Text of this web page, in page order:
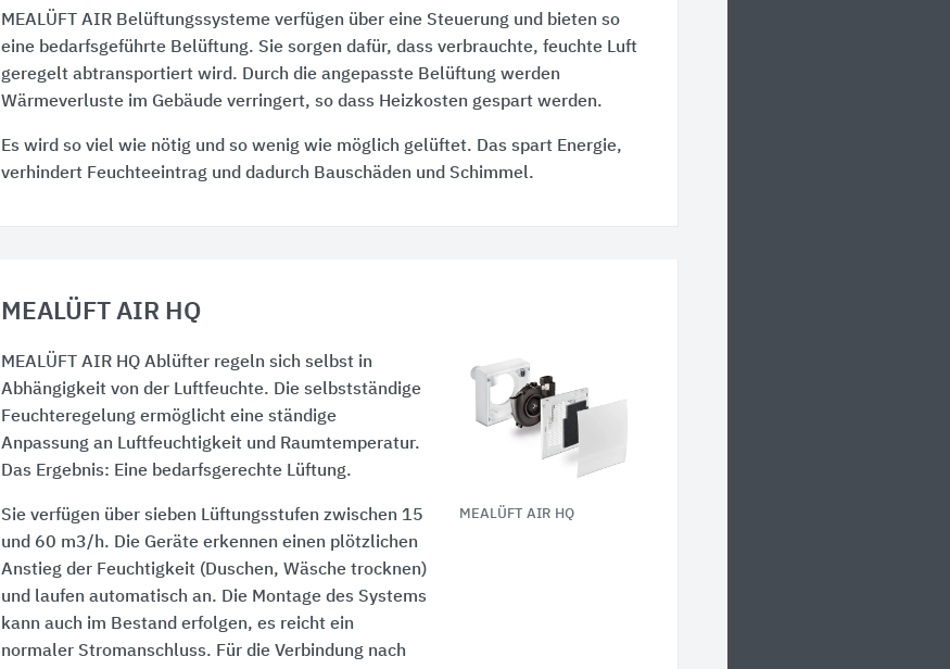
MEALÜFT AIR Belüftungssysteme verfügen über eine Steuerung und bieten so
eine bedarfsgeführte Belüftung. Sie sorgen dafür, dass verbrauchte, feuchte Luft
geregelt abtransportiert wird. Durch die angepasste Belüftung werden
Wärmeverluste im Gebäude verringert, so dass Heizkosten gespart werden.
Es wird so viel wie nötig und so wenig wie möglich gelüftet. Das spart Energie,
verhindert Feuchteeintrag und dadurch Bauschäden und Schimmel.
MEALÜFT AIR HQ
MEALÜFT AIR HQ
MEALÜFT AIR HQ Ablüfter regeln sich selbst in
Abhängigkeit von der Luftfeuchte. Die selbstständige
Feuchteregelung ermöglicht eine ständige
Anpassung an Luftfeuchtigkeit und Raumtemperatur.
Das Ergebnis: Eine bedarfsgerechte Lüftung.
Sie verfügen über sieben Lüftungsstufen zwischen 15
und 60 m3/h. Die Geräte erkennen einen plötzlichen
Anstieg der Feuchtigkeit (Duschen, Wäsche trocknen)
und laufen automatisch an. Die Montage des Systems
kann auch im Bestand erfolgen, es reicht ein
normaler Stromanschluss. Für die Verbindung nach